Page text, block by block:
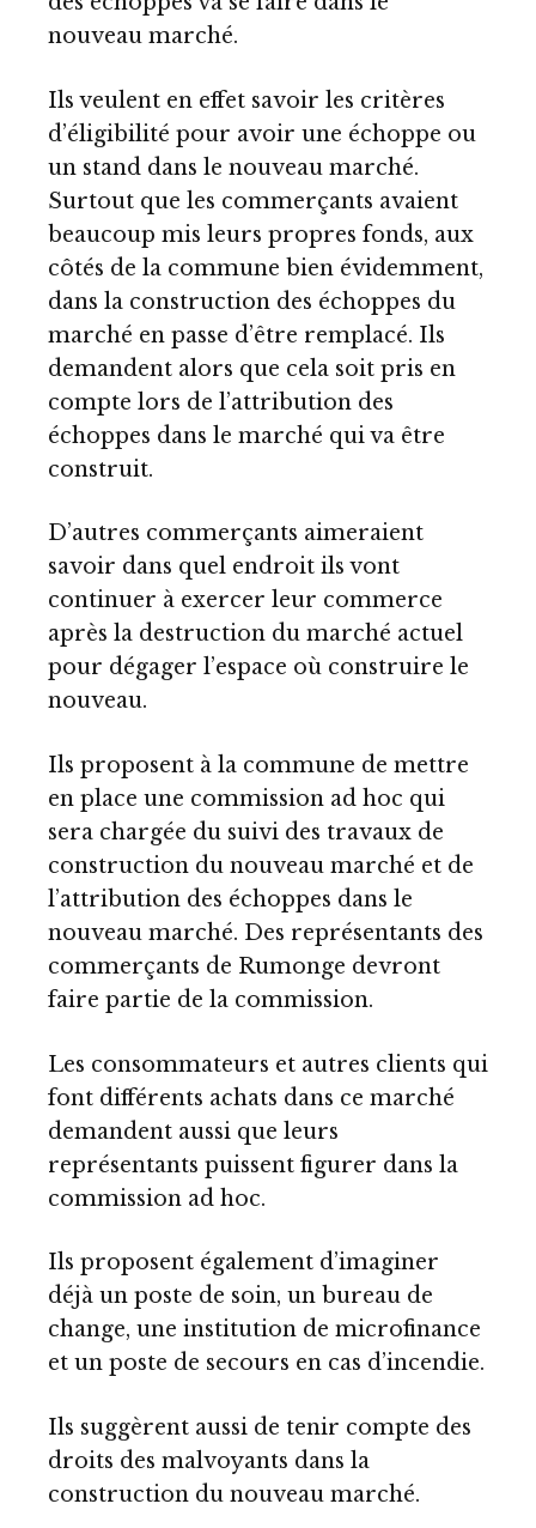
nouveau marché.
Ils veulent en effet savoir les critères
d’éligibilité pour avoir une échoppe ou
un stand dans le nouveau marché.
Surtout que les commerçants avaient
beaucoup mis leurs propres fonds, aux
côtés de la commune bien évidemment,
dans la construction des échoppes du
marché en passe d’être remplacé. Ils
demandent alors que cela soit pris en
compte lors de l’attribution des
échoppes dans le marché qui va être
construit.
D’autres commerçants aimeraient
savoir dans quel endroit ils vont
continuer à exercer leur commerce
après la destruction du marché actuel
pour dégager l’espace où construire le
nouveau.
Ils proposent à la commune de mettre
en place une commission ad hoc qui
sera chargée du suivi des travaux de
construction du nouveau marché et de
l’attribution des échoppes dans le
nouveau marché. Des représentants des
commerçants de Rumonge devront
faire partie de la commission.
Les consommateurs et autres clients qui
font différents achats dans ce marché
demandent aussi que leurs
représentants puissent figurer dans la
commission ad hoc.
Ils proposent également d’imaginer
déjà un poste de soin, un bureau de
change, une institution de microfinance
et un poste de secours en cas d’incendie.
Ils suggèrent aussi de tenir compte des
droits des malvoyants dans la
construction du nouveau marché.